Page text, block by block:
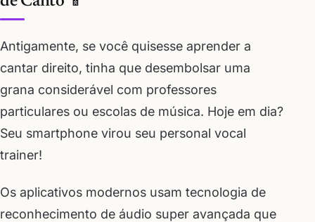
Antigamente, se você quisesse aprender a
cantar direito, tinha que desembolsar uma
grana considerável com professores
particulares ou escolas de música. Hoje em dia?
Seu smartphone virou seu personal vocal
trainer!
Os aplicativos modernos usam tecnologia de
reconhecimento de áudio super avançada que